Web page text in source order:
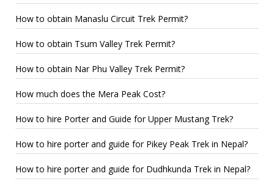
How to obtain Manaslu Circuit Trek Permit?
How to obtain Tsum Valley Trek Permit?
How to obtain Nar Phu Valley Trek Permit?
How much does the Mera Peak Cost?
How to hire Porter and Guide for Upper Mustang Trek?
How to hire porter and guide for Pikey Peak Trek in Nepal?
How to hire porter and guide for Dudhkunda Trek in Nepal?